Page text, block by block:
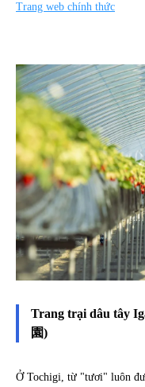
Trang web chính thức
Trang trại dâu tây
園)
Ở Tochigi, từ "tươi" luôn